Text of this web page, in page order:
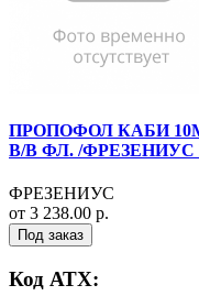
ПРОПОФОЛ КАБИ
В/В ФЛ. /
ФРЕЗЕНИУС
от 3 238.00 р.
Под заказ
Код АТХ: